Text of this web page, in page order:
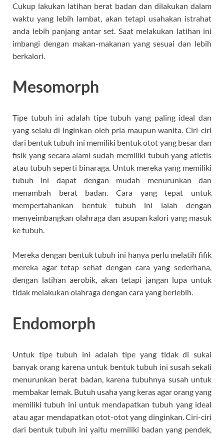
Cukup lakukan latihan berat badan dan dilakukan dalam
waktu yang lebih lambat, akan tetapi usahakan istrahat
anda lebih panjang antar set. Saat melakukan latihan ini
imbangi dengan makan-makanan yang sesuai dan lebih
berkalori.
Mesomorph
Tipe tubuh ini adalah tipe tubuh yang paling ideal dan
yang selalu di inginkan oleh pria maupun wanita. Ciri-ciri
dari bentuk tubuh ini memiliki bentuk otot yang besar dan
fisik yang secara alami sudah memiliki tubuh yang atletis
atau tubuh seperti binaraga. Untuk mereka yang memiliki
tubuh ini dapat dengan mudah menurunkan dan
menambah berat badan. Cara yang tepat untuk
mempertahankan bentuk tubuh ini ialah dengan
menyeimbangkan olahraga dan asupan kalori yang masuk
ke tubuh.
Mereka dengan bentuk tubuh ini hanya perlu melatih fifik
mereka agar tetap sehat dengan cara yang sederhana,
dengan latihan aerobik, akan tetapi jangan lupa untuk
tidak melakukan olahraga dengan cara yang berlebih.
Endomorph
Untuk tipe tubuh ini adalah tipe yang tidak di sukai
banyak orang karena untuk bentuk tubuh ini susah sekali
menurunkan berat badan, karena tubuhnya susah untuk
membakar lemak. Butuh usaha yang keras agar orang yang
memiliki tubuh ini untuk mendapatkan tubuh yang ideal
atau agar mendapatkan otot-otot yang dinginkan. Ciri-ciri
dari bentuk tubuh ini yaitu memiliki badan yang pendek,